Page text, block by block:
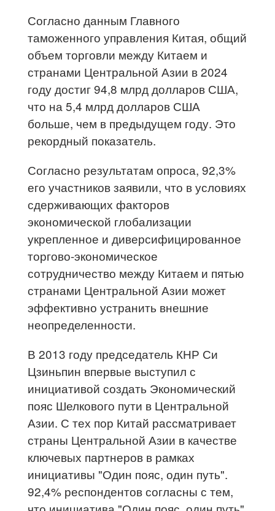
Согласно данным Главного
таможенного управления Китая, общий
объем торговли между Китаем и
странами Центральной Азии в 2024
году достиг 94,8 млрд долларов США,
что на 5,4 млрд долларов США
больше, чем в предыдущем году. Это
рекордный показатель.
Согласно результатам опроса, 92,3%
его участников заявили, что в условиях
сдерживающих факторов
экономической глобализации
укрепленное и диверсифицированное
торгово-экономическое
сотрудничество между Китаем и пятью
странами Центральной Азии может
эффективно устранить внешние
неопределенности.
В 2013 году председатель КНР Си
Цзиньпин впервые выступил с
инициативой создать Экономический
пояс Шелкового пути в Центральной
Азии. С тех пор Китай рассматривает
страны Центральной Азии в качестве
ключевых партнеров в рамках
инициативы "Один пояс, один путь".
92,4% респондентов согласны с тем,